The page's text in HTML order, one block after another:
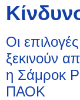
Οι
ξεκινούν
η Σάμροκ
ΠΑΟΚ